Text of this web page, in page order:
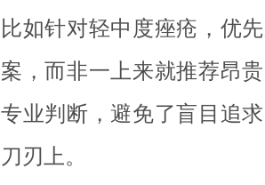
比如针对轻中度痤疮，优
案，而非一上来就推荐昂
专业判断，避免了盲目追
刀刃上。